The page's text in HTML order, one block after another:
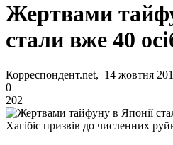
Жертвами
стали вже 40
Корреспондент.net, 14 жовтня
0
202
Хагібіс призвів до численних